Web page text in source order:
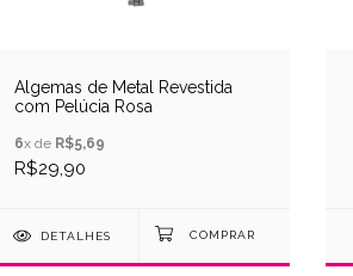
Algemas de Metal Revestida
com Pelúcia Rosa
6x de R$5,69
R$29,90
DETALHES